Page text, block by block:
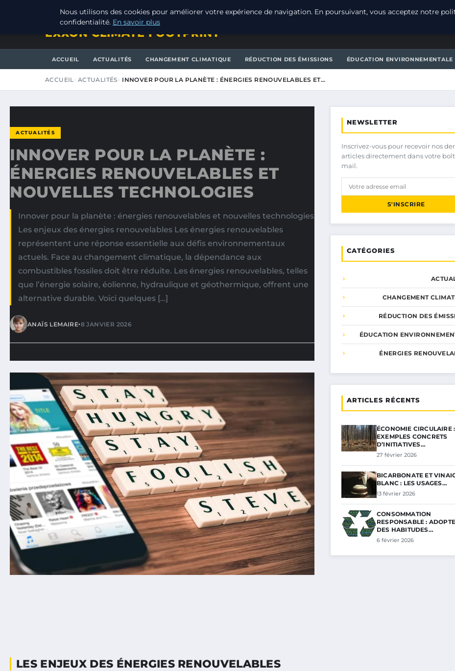
VENDREDI 7 AOÛT 2026
EXXON CLIMATE FOOTPRINT
ACCUEIL ACTUALITÉS CHANGEMENT CLIMATIQUE RÉDUCTION DES ÉMISSIONS ÉDUCATION ENVIRONNEMENTALE
ACCUEIL ACTUALITÉS INNOVER POUR LA PLANÈTE : ÉNERGIES RENOUVELABLES ET…
ACTUALITÉS
INNOVER POUR LA PLANÈTE :
ÉNERGIES RENOUVELABLES ET
NOUVELLES TECHNOLOGIES
Innover pour la planète : énergies renouvelables et nouvelles technologies
Les enjeux des énergies renouvelables Les énergies renouvelables
représentent une réponse essentielle aux défis environnementaux
actuels. Face au changement climatique, la dépendance aux
combustibles fossiles doit être réduite. Les énergies renouvelables, telles
que l’énergie solaire, éolienne, hydraulique et géothermique, offrent une
alternative durable. Voici quelques […]
ANAÏS LEMAIRE•8 JANVIER 2026
LES ENJEUX DES ÉNERGIES RENOUVELABLES
NEWSLETTER
Inscrivez-vous pour recevoir nos
articles directement dans votre
mail.
S'INSCRIRE
CATÉGORIES
CHANGEMENT
RÉDUCTION DES
ÉDUCATION
ÉNERGIES
ARTICLES RÉCENTS
ÉCONOMIE CIRCULAIRE :
EXEMPLES CONCRETS
D’INITIATIVES…
27 février 2026
BICARBONATE ET
BLANC : LES USAGES…
13 février 2026
CONSOMMATION
RESPONSABLE :
DES HABITUDES…
6 février 2026
Nous utilisons des cookies pour améliorer votre expérience de navigation. En poursuivant, vous acceptez notre
confidentialité. En savoir plus